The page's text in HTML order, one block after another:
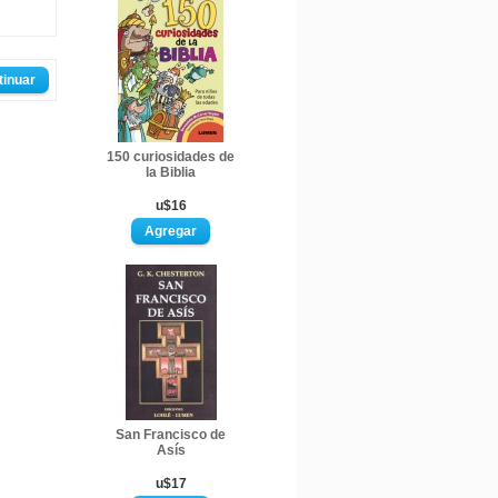
150 curiosidades de
la Biblia
u$16
San Francisco de
Asís
u$17